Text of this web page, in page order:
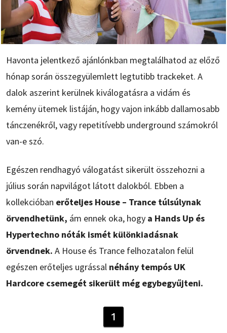
Havonta jelentkező ajánlónkban megtalálhatod az előző
hónap során összegyülemlett legtutibb trackeket. A
dalok aszerint kerülnek kiválogatásra a vidám és
kemény ütemek listáján, hogy vajon inkább dallamosabb
tánczenékről, vagy repetitívebb underground számokról
van-e szó.
Egészen rendhagyó válogatást sikerült összehozni a
július során napvilágot látott dalokból. Ebben a
kollekcióban erőteljes House – Trance túlsúlynak
örvendhetünk, ám ennek oka, hogy a Hands Up és
Hypertechno nóták ismét különkiadásnak
örvendnek. A House és Trance felhozatalon felül
egészen erőteljes ugrással néhány tempós UK
Hardcore csemegét sikerült még egybegyűjteni.
1